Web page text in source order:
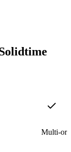
Multi-